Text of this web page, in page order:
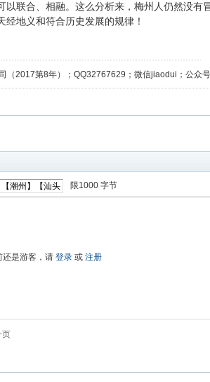
以联合、相融。这么分析来，梅州人仍然没
地义和符合历史发展的规律！
（2017第8年）；QQ32767629；微信jiaodui；公众
限1000 字节
还是游客，请 登录 或 注册
页